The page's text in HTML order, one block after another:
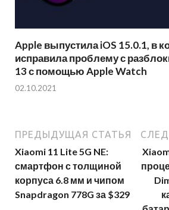
Apple выпустила iOS 15.0.1, в
исправила проблему с
13 с помощью Apple Watch
02.10.2021
ПРЕДЫДУЩАЯ СТАТЬЯ
Xiaomi 11 Lite 5G NE:
смартфон с толщиной
корпуса 6.8 мм и чипом
Snapdragon 778G за $329